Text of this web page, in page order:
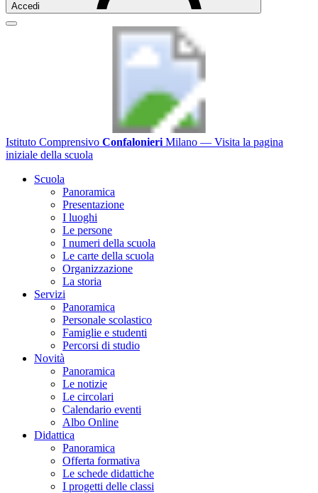
Accedi
Istituto Comprensivo Confalonieri Milano — Visita la pagina
iniziale della scuola
Scuola
Panoramica
Presentazione
I luoghi
Le persone
I numeri della scuola
Le carte della scuola
Organizzazione
La storia
Servizi
Panoramica
Personale scolastico
Famiglie e studenti
Percorsi di studio
Novità
Panoramica
Le notizie
Le circolari
Calendario eventi
Albo Online
Didattica
Panoramica
Offerta formativa
Le schede didattiche
I progetti delle classi